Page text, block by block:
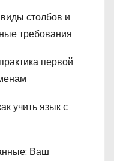
столбов и
требования
первой
учить язык с
Ваш